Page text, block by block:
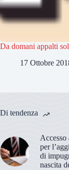
Da domani appalti
17 Ottobre
Di tendenza
Accesso
per
di
nascita